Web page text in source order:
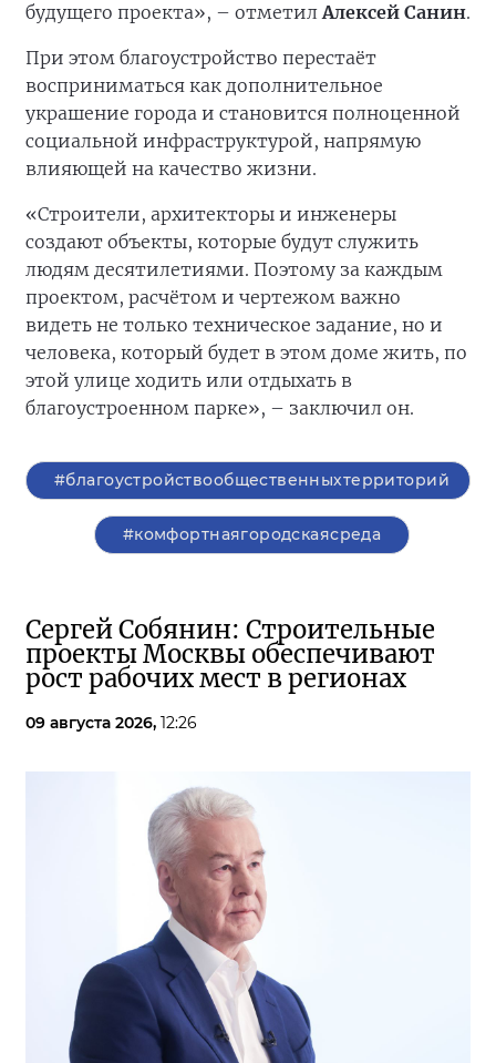
будущего проекта», – отметилАлексей Санин.
При этом благоустройство перестаёт
восприниматься как дополнительное
украшение города и становится полноценной
социальной инфраструктурой, напрямую
влияющей на качество жизни.
«Строители, архитекторы и инженеры
создают объекты, которые будут служить
людям десятилетиями. Поэтому за каждым
проектом, расчётом и чертежом важно
видеть не только техническое задание, но и
человека, который будет в этом доме жить, по
этой улице ходить или отдыхать в
благоустроенном парке», – заключил он.
#благоустройствообщественныхтерриторий
#комфортнаягородскаясреда
Сергей Собянин: Строительные
проекты Москвы обеспечивают
рост рабочих мест в регионах
09 августа 2026, 12:26